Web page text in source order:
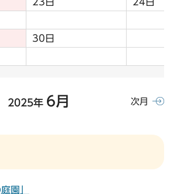
30日
2025年 6月 次月
園」